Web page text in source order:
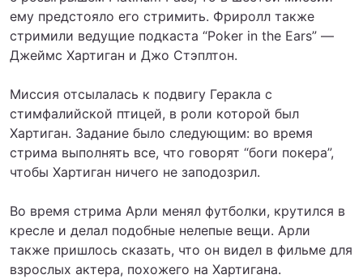
ему предстояло его стримить. Фриролл также
стримили ведущие подкаста “Poker in the Ears” —
Джеймс Хартиган и Джо Стэплтон.
Миссия отсылалась к подвигу Геракла с
стимфалийской птицей, в роли которой был
Хартиган. Задание было следующим: во время
стрима выполнять все, что говорят “боги покера”,
чтобы Хартиган ничего не заподозрил.
Во время стрима Арли менял футболки, крутился в
кресле и делал подобные нелепые вещи. Арли
также пришлось сказать, что он видел в фильме для
взрослых актера, похожего на Хартигана.